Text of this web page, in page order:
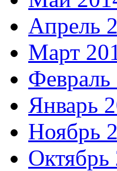
Апрель
Март
Февраль
Январь
Ноябрь
Октябрь